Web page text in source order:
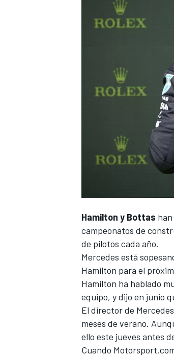
WEC
Hamilton y Bottas
campeonatos de
de pilotos cada año.
Mercedes está
Hamilton para el
Hamilton ha hablado
equipo, y dijo en junio
El director de Mercedes
meses de verano.
ello este jueves antes
Cuando